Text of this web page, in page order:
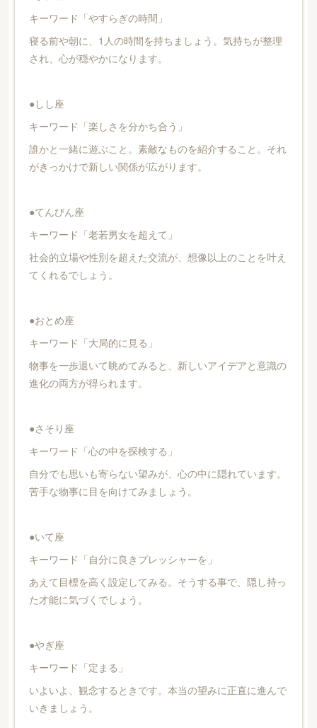
キーワード「やすらぎの時間」
寝る前や朝に、1人の時間を持ちましょう。気持ちが整理
され、心が穏やかになります。
●しし座
キーワード「楽しさを分かち合う」
誰かと一緒に遊ぶこと。素敵なものを紹介すること。それ
がきっかけで新しい関係が広がります。
●てんびん座
キーワード「老若男女を超えて」
社会的立場や性別を超えた交流が、想像以上のことを叶え
てくれるでしょう。
●おとめ座
キーワード「大局的に見る」
物事を一歩退いて眺めてみると、新しいアイデアと意識の
進化の両方が得られます。
●さそり座
キーワード「心の中を探検する」
自分でも思いも寄らない望みが、心の中に隠れています。
苦手な物事に目を向けてみましょう。
●いて座
キーワード「自分に良きプレッシャーを」
あえて目標を高く設定してみる。そうする事で、隠し持っ
た才能に気づくでしょう。
●やぎ座
キーワード「定まる」
いよいよ、観念するときです。本当の望みに正直に進んで
いきましょう。